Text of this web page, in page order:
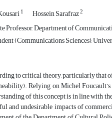
1 Hossein Sarafraz2
Professor, Department of
(Communications Sciences),
to critical theory, particularly that
Relying on Michel
of this concept is in line with
and undesirable impacts of